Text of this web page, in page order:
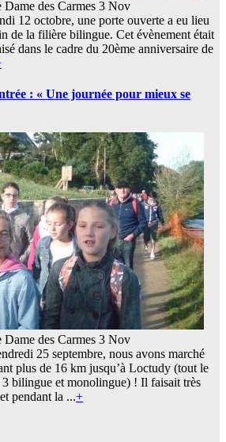
des Carmes 3 Nov
12 octobre, une porte ouverte a eu lieu
de la filière bilingue. Cet évènement était
dans le cadre du 20ème anniversaire de
: « Une journée pour mieux se
des Carmes 3 Nov
25 septembre, nous avons marché
plus de 16 km jusqu’à Loctudy (tout le
bilingue et monolingue) ! Il faisait très
pendant la ...+